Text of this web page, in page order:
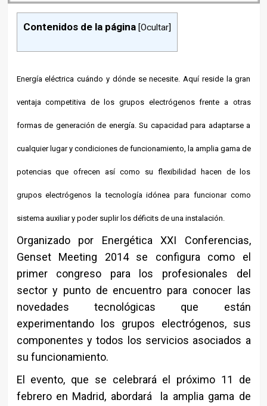
Contenidos de la página [Ocultar]
Energía eléctrica cuándo y dónde se necesite. Aquí reside la gran
ventaja competitiva de los grupos electrógenos frente a otras
formas de generación de energía. Su capacidad para adaptarse a
cualquier lugar y condiciones de funcionamiento, la amplia gama de
potencias que ofrecen así como su flexibilidad hacen de los
grupos electrógenos la tecnología idónea para funcionar como
sistema auxiliar y poder suplir los déficits de una instalación.
Organizado por Energética XXI Conferencias,
Genset Meeting 2014 se configura como el
primer congreso para los profesionales del
sector y punto de encuentro para conocer las
novedades tecnológicas que están
experimentando los grupos electrógenos, sus
componentes y todos los servicios asociados a
su funcionamiento.
El evento, que se celebrará el próximo 11 de
febrero en Madrid, abordará la amplia gama de